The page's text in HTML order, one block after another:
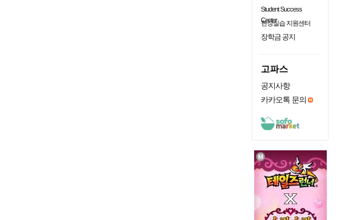
Student Success
Center
현장실습 지원센터
장학금 공지
고파스
공지사항
카카오톡 문의